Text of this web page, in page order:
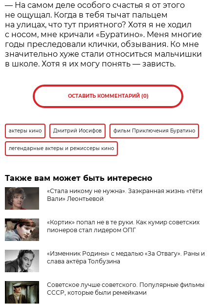
— На самом деле особого счастья я от этого
не ощущал. Когда в тебя тычат пальцем
на улицах, что тут приятного? Хотя я не ходил
с носом, мне кричали «Буратино». Меня многие
годы преследовали клички, обзывания. Ко мне
значительно хуже стали относиться мальчишки
в школе. Хотя я их могу понять — зависть.
ОСТАВИТЬ КОММЕНТАРИЙ (0)
актеры кино Дмитрий Иосифов фильм Приключения Буратино
легендарные актеры и режиссеры кино
Также вам может быть интересно
«Стала никому не нужна». Заэкранная жизнь «тёти
Вали» Леонтьевой
«Кортик» попал не в те руки. Как кумир советских
пионеров стал лидером ОПГ
«Изменник Родины» с медалью «За Отвагу». Раны и
слава актёра Толбузина
Советское лучше советского. Популярные фильмы
СССР, которые были ремейками